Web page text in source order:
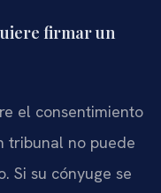
firmar un
el consentimiento
tribunal no puede
Si su cónyuge se